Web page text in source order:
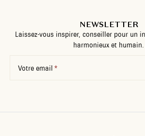
NEWSLETTER
Laissez-vous inspirer, conseiller pour un
harmonieux et humain.
Votre email